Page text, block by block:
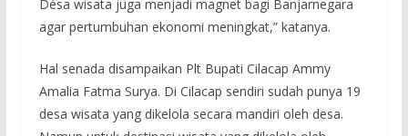
Désa wisata juga menjadi magnet bagi Banjarnegara
agar pertumbuhan ekonomi meningkat,” katanya.
Hal senada disampaikan Plt Bupati Cilacap Ammy
Amalia Fatma Surya. Di Cilacap sendiri sudah punya 19
desa wisata yang dikelola secara mandiri oleh desa.